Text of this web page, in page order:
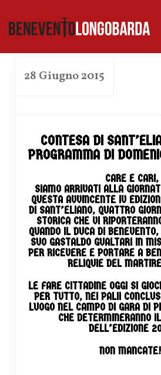
28 Giugno 2015
CONTESA DI
PROGRAMMA DI
CARE E CARI,
SIAMO ARRIVATI ALLA
QUESTA AVVINCENTE IV
DI SANT’ELIANO, QUATTRO
STORICA CHE VI
QUANDO IL DUCA DI
SUO GASTALDO GUALTARI IN
PER RICEVERE E PORTARE A
RELIQUIE DEL
LE FARE CITTADINE OGGI SI
PER TUTTO, NEI PALII
LUOGO NEL CAMPO DI GARA DI
CHE DETERMINERANNO
DELL’EDIZIONE
NON